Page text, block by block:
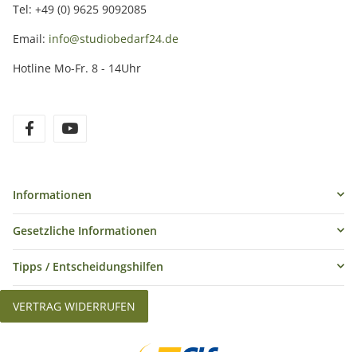
Tel: +49 (0) 9625 9092085
Email: info@studiobedarf24.de
Hotline Mo-Fr. 8 - 14Uhr
Informationen
Gesetzliche Informationen
Tipps / Entscheidungshilfen
VERTRAG WIDERRUFEN